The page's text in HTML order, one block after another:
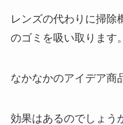
レンズの代わりに掃除
のゴミを吸い取ります。
なかなかのアイデア
効果はあるのでしょう